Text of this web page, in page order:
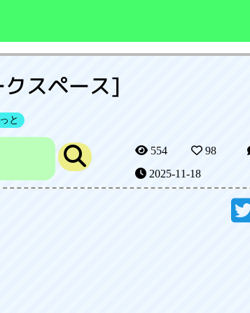
スペース]
と
554
98
2025-11-18